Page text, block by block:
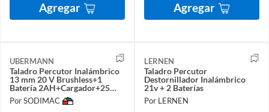
Agregar Agregar
UBERMANN
Taladro Percutor Inalámbrico
13 mm 20 V Brushless+1
Batería 2AH+Cargador+25
Acc
Por SODIMAC
LERNEN
Taladro Percutor
Destornillador Inalámbrico
21v + 2 Baterías
Por LERNEN